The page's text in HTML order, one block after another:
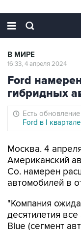
В МИРЕ
16:33, 4 апреля 2024
Ford
гибридных
Есть
Ford в I
Москва. 4
Американский
Co. намерен
автомобилей в
"Компания
десятилетия
Blue (сегмент